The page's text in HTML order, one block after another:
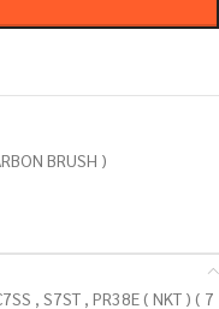
BRUSH )
, S7ST , PR38E ( NKT ) ( 7